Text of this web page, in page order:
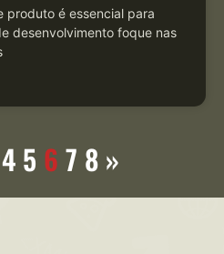
produto é essencial para
desenvolvimento foque nas
4 5 6 7 8 »